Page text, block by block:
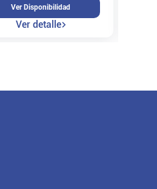
Ver Disponibilidad
Ver detalle